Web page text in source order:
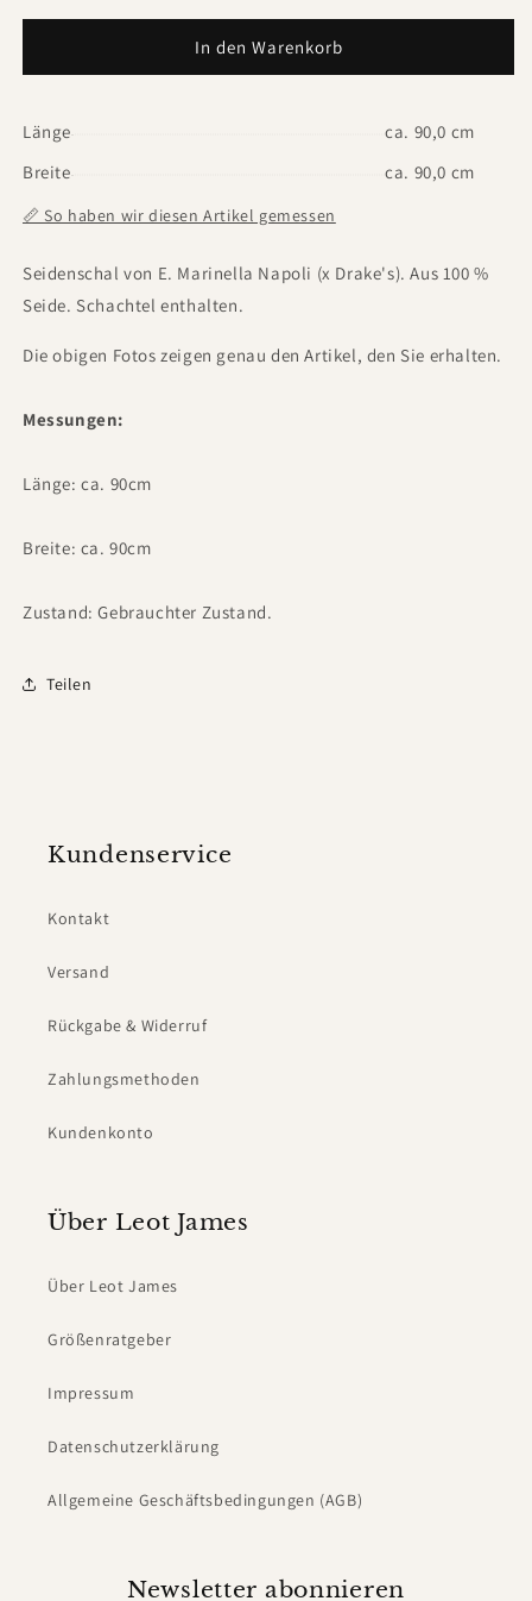
In den Warenkorb
Länge
ca. 90,0 cm
Breite
ca. 90,0 cm
📏 So haben wir diesen Artikel gemessen
Seidenschal von E. Marinella Napoli (x Drake's). Aus 100 %
Seide. Schachtel enthalten.
Die obigen Fotos zeigen genau den Artikel, den Sie erhalten.
Messungen:
Länge: ca. 90cm
Breite: ca. 90cm
Zustand: Gebrauchter Zustand.
Teilen
Kundenservice
Kontakt
Versand
Rückgabe & Widerruf
Zahlungsmethoden
Kundenkonto
Über Leot James
Über Leot James
Größenratgeber
Impressum
Datenschutzerklärung
Allgemeine Geschäftsbedingungen (AGB)
Newsletter abonnieren